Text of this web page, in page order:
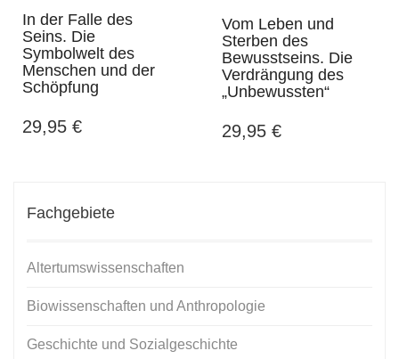
In der Falle des
Seins. Die
Symbolwelt des
Menschen und der
Schöpfung
29,95 €
Vom Leben und
Sterben des
Bewusstseins. Die
Verdrängung des
„Unbewussten“
29,95 €
Fachgebiete
Altertumswissenschaften
Biowissenschaften und Anthropologie
Geschichte und Sozialgeschichte